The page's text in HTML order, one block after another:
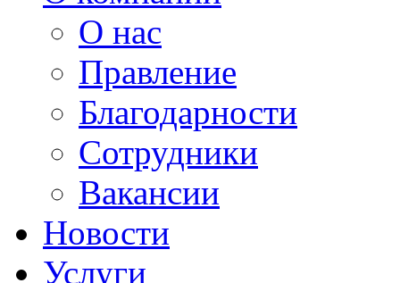
О нас
Правление
Благодарности
Сотрудники
Вакансии
Новости
Услуги